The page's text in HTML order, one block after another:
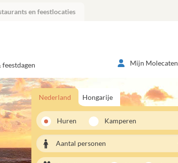
en feestlocaties
Mijn Molecaten
Nederland Hongarije
Huren Kamperen
Aantal personen